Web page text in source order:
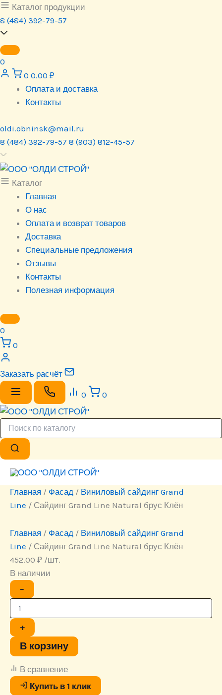
Перейти
к
содержимому
Каталог продукции
8 (484) 392-79-57
0
0 0.00 ₽
Оплата и доставка
Контакты
oldi.obninsk@mail.ru
8 (484) 392-79-57 8 (903) 812-45-57
Каталог
Главная
О нас
Оплата и возврат товаров
Доставка
Специальные предложения
Отзывы
Контакты
Полезная информация
0
0
Заказать расчёт
0 0
Главная / Фасад / Виниловый сайдинг Grand
Line / Сайдинг Grand Line Natural брус Клён
Главная / Фасад / Виниловый сайдинг Grand
Line / Сайдинг Grand Line Natural брус Клён
452.00 ₽ /шт.
В наличии
−
Количество
товара
Line
Natural
брус
Клён
+
В корзину
В сравнение
Купить в 1 клик